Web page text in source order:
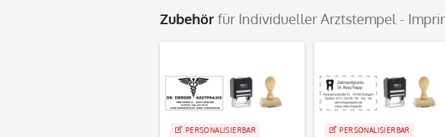
Zubehörfür Individueller Arztstempel -
PERSONALISIERBAR PERSONALISIERBAR